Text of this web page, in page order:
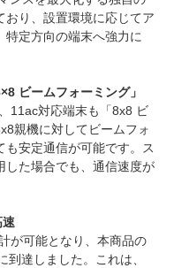
おり、設置環境に応じてア
特定方向の端末へ強力に
ビームフォーミング」
11ac対応端末も「8x8 ビ
親機に対してビームフォ
安定通信が可能です。ス
した場合でも、通信速度が
速
が可能となり、本商品の
達しました。これは、